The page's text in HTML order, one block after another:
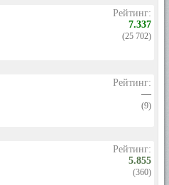
Рейтинг:
7.337
(25 702)
Рейтинг:
—
(9)
Рейтинг:
5.855
(360)